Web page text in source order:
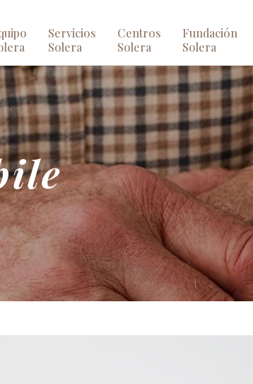
Servicios
Solera
Centros
Solera
Fundación
Solera